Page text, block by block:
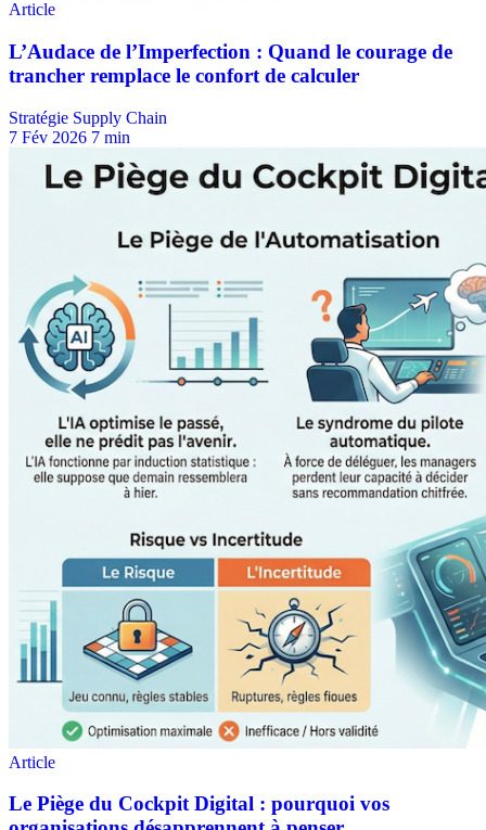
Stratégie Supply Chain
7 Fév 2026 7 min